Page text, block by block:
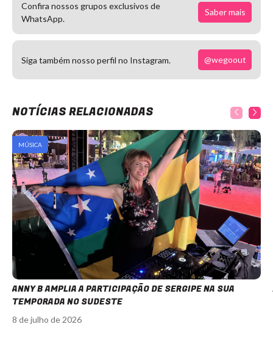
Confira nossos grupos exclusivos de
WhatsApp.
Saber mais
Siga também nosso perfil no Instagram. @wegoout
NOTÍCIAS RELACIONADAS
MÚSICA
ANNY B AMPLIA A PARTICIPAÇÃO DE SERGIPE NA SUA
TEMPORADA NO SUDESTE
8 de julho de 2026